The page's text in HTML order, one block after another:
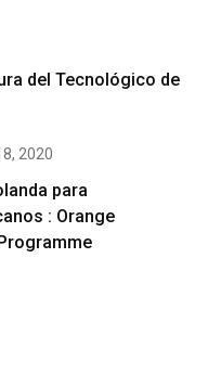
del Tecnológico de
2020
para
: Orange